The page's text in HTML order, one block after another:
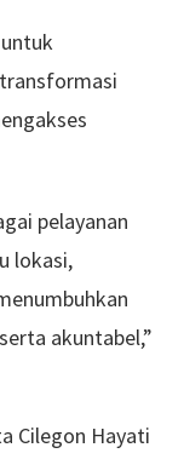
pelayanan
lokasi,
akuntabel,”
Cilegon Hayati